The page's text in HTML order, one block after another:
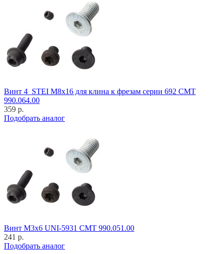
Винт 4_STEI M8x16 для клина к фрезам серии 692 CMT
990.064.00
359 р.
Подобрать аналог
Винт M3x6 UNI-5931 CMT 990.051.00
241 р.
Подобрать аналог